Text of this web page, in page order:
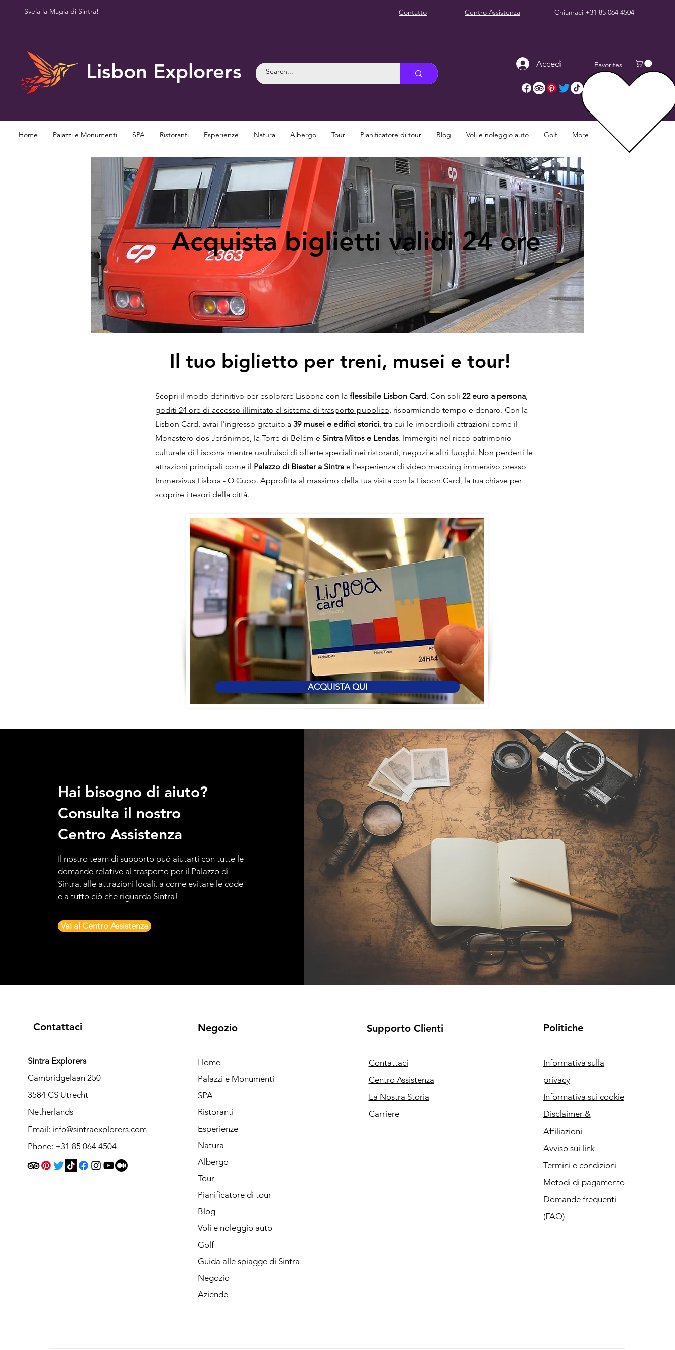
Svela la Magia di Sintra! Contatto Centro Assistenza Chiamaci +31 85 064 4504
Lisbon Explorers Accedi Favorites
Home Palazzi e Monumenti SPA Ristoranti Esperienze Natura Albergo Tour Pianificatore di tour Blog Voli e noleggio auto Golf More
Acquista biglietti validi 24 ore
Il tuo biglietto per treni, musei e tour!
Scopri il modo definitivo per esplorare Lisbona con la flessibile Lisbon Card. Con soli 22 euro a persona,
goditi 24 ore di accesso illimitato al sistema di trasporto pubblico, risparmiando tempo e denaro. Con la
Lisbon Card, avrai l'ingresso gratuito a 39 musei e edifici storici, tra cui le imperdibili attrazioni come il
Monastero dos Jerónimos, la Torre di Belém e Sintra Mitos e Lendas. Immergiti nel ricco patrimonio
culturale di Lisbona mentre usufruisci di offerte speciali nei ristoranti, negozi e altri luoghi. Non perderti le
attrazioni principali come il Palazzo di Biester a Sintra e l'esperienza di video mapping immersivo presso
Immersivus Lisboa - O Cubo. Approfitta al massimo della tua visita con la Lisbon Card, la tua chiave per
scoprire i tesori della città.
ACQUISTA QUI
Hai bisogno di aiuto?
Consulta il nostro
Centro Assistenza
Il nostro team di supporto può aiutarti con tutte le
domande relative al trasporto per il Palazzo di
Sintra, alle attrazioni locali, a come evitare le code
e a tutto ciò che riguarda Sintra!
Vai al Centro Assistenza
Contattaci
Sintra Explorers
Cambridgelaan 250
3584 CS Utrecht
Netherlands
Email: info@sintraexplorers.com
Phone: +31 85 064 4504
Negozio
Home
Palazzi e Monumenti
SPA
Ristoranti
Esperienze
Natura
Albergo
Tour
Pianificatore di tour
Blog
Voli e noleggio auto
Golf
Guida alle spiagge di Sintra
Negozio
Aziende
Supporto Clienti
Contattaci
Centro Assistenza
La Nostra Storia
Carriere
Politiche
Informativa sulla
privacy
Informativa sui cookie
Disclaimer &
Affiliazioni
Avviso sui link
Termini e condizioni
Metodi di pagamento
Domande frequenti
(FAQ)